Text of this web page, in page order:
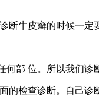
牛皮癣的时候一定
部 位。所以我们诊
检查诊断。自己诊